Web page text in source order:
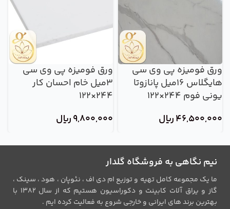
ورق فومیزه پی وی سی
هایگلاس 16میل پانازوتا
یونی فوم 244×122
46,500,000ریال
ورق فومیزه پی وی سی
3میل خام احسان کار
244×122
9,800,000ریال
نیم نگاهی به فروشگاه گلدار
ما یک مجموعه کامل تهیه و توزیع ام دی اف ، نئوپان ، هود ، سینک ،
گاز و یراق آلات کابینت و دکوراسیون هستیم که از سال 1382 با
بهترین برند های ایرانی و خارجی شروع به فعالیت کرده ایم .